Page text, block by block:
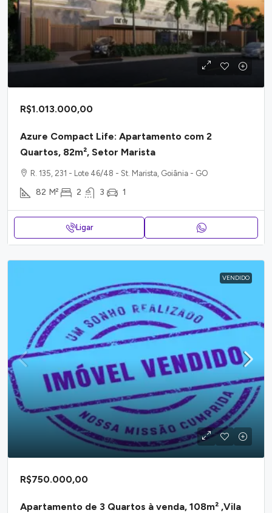
R$1.013.000,00
Azure Compact Life: Apartamento com 2
Quartos, 82m², Setor Marista
R. 135, 231 - Lote 46/48 - St. Marista, Goiânia - GO
82 M² 2 3 1
Ligar
VENDIDO
R$750.000,00
Apartamento de 3 Quartos à venda, 108m² ,Vila